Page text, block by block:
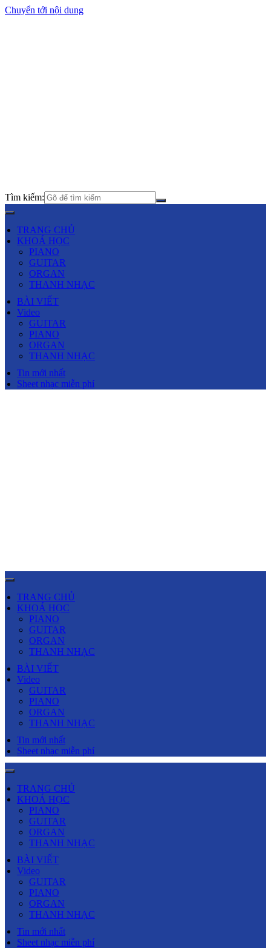
Chuyển tới nội dung
Tìm kiếm:
TRANG CHỦ
KHOÁ HỌC
PIANO
GUITAR
ORGAN
THANH NHẠC
BÀI VIẾT
Video
GUITAR
PIANO
ORGAN
THANH NHẠC
Tin mới nhất
Sheet nhạc miễn phí
TRANG CHỦ
KHOÁ HỌC
PIANO
GUITAR
ORGAN
THANH NHẠC
BÀI VIẾT
Video
GUITAR
PIANO
ORGAN
THANH NHẠC
Tin mới nhất
Sheet nhạc miễn phí
TRANG CHỦ
KHOÁ HỌC
PIANO
GUITAR
ORGAN
THANH NHẠC
BÀI VIẾT
Video
GUITAR
PIANO
ORGAN
THANH NHẠC
Tin mới nhất
Sheet nhạc miễn phí